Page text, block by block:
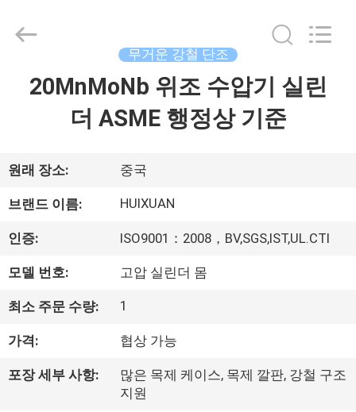
품
동
영
우
리
2026
JIANGSU
ENERGY
EQUIPMENT
무거운 강철 단조
20MnMoNb 위조 수압기 실린
더 ASME 행정상 기준
원래 장소: 중국
브랜드 이름: HUIXUAN
인증: ISO9001：2008，BV,SGS,IST,UL.CTI
모델 번호: 고압 실린더 몸
최소 주문 수량: 1
가격: 협상 가능
포장 세부 사항:
많은 목제 케이스, 목제 깔판, 강철 구조
지원